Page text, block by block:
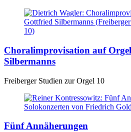
Choralimprovisation auf
Silbermanns
Freiberger Studien zur Orgel 10
Fünf Annäherungen